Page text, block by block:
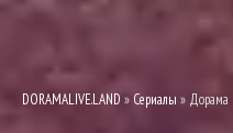
DORAMALIVE.LAND » Сериалы » Дорама